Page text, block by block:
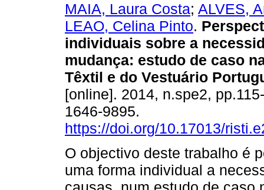
MAIA, Laura Costa; ALVES,
LEAO, Celina Pinto.
individuais sobre a
mudança: estudo de caso
Têxtil e do Vestuário
[online]. 2014, n.spe2,
1646-9895.
https://doi.org/10.17013/
O objectivo deste trabalho é
uma forma individual a